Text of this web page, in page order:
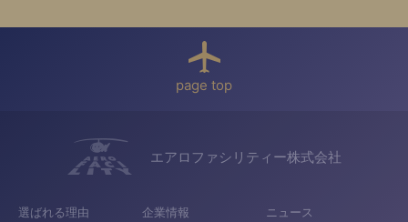
page top
エアロファシリティー株式会社
選ばれる理由 企業情報 ニュース